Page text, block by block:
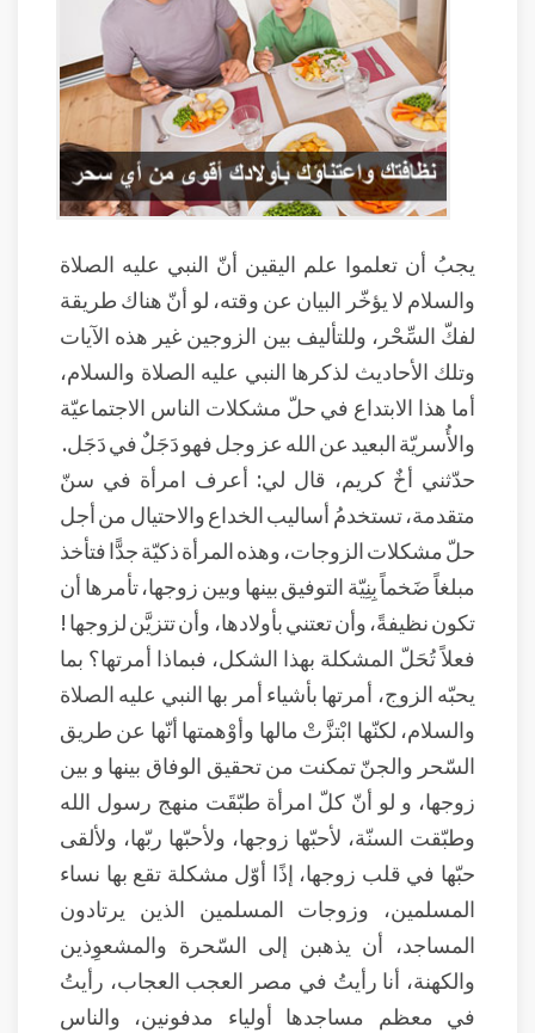
يجبُ أن تعلموا علم اليقين أنّ النبي عليه الصلاة
والسلام لا يؤخّر البيان عن وقته، لو أنّ هناك طريقة
لفكّ السِّحْر، وللتأليف بين الزوجين غير هذه الآيات
وتلك الأحاديث لذكرها النبي عليه الصلاة والسلام،
أما هذا الابتداع في حلّ مشكلات الناس الاجتماعيّة
والأُسريّة البعيد عن الله عز وجل فهو دَجَلٌ في دَجَل.
حدّثني أخٌ كريم، قال لي: أعرف امرأة في سنّ
متقدمة، تستخدمُ أساليب الخداع والاحتيال من أجل
حلّ مشكلات الزوجات، وهذه المرأة ذكيّة جدًّا فتأخذ
مبلغاً ضَخماً بِنِيّة التوفيق بينها وبين زوجها، تأمرها أن
تكون نظيفةً، وأن تعتني بأولادها، وأن تتزيَّن لزوجها !
فعلاً تُحَلّ المشكلة بهذا الشكل، فبماذا أمرتها؟ بما
يحبّه الزوج، أمرتها بأشياء أمر بها النبي عليه الصلاة
والسلام، لكنّها ابْتزَّتْ مالها وأوْهمتها أنّها عن طريق
السّحر والجنّ تمكنت من تحقيق الوفاق بينها و بين
زوجها، و لو أنّ كلّ امرأة طبّقَت منهج رسول الله
وطبّقت السنّة، لأحبّها زوجها، ولأحبّها ربّها، ولألقى
حبّها في قلب زوجها، إذًا أوّل مشكلة تقع بها نساء
المسلمين، وزوجات المسلمين الذين يرتادون
المساجد، أن يذهبن إلى السّحرة والمشعوِذين
والكهنة، أنا رأيتُ في مصر العجب العجاب، رأيتُ
في معظم مساجدها أولياء مدفونين، والناس